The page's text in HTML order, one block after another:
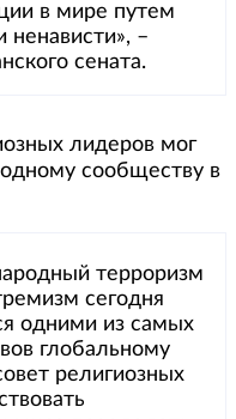
в мире путем
ненависти», –
сената.
лидеров мог
сообществу в
терроризм
сегодня
одними из самых
глобальному
религиозных